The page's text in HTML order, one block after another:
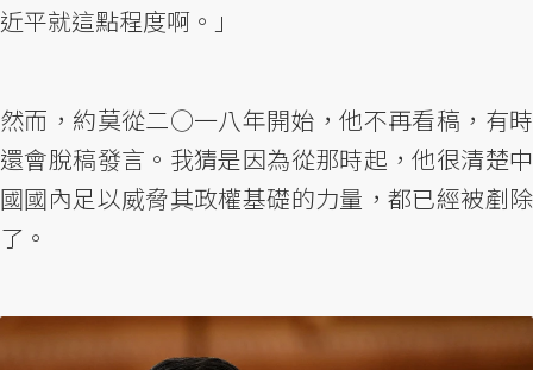
近平就這點程度啊。」
然而，約莫從二○一八年開始，他不再看稿，有時
還會脫稿發言。我猜是因為從那時起，他很清楚中
國國內足以威脅其政權基礎的力量，都已經被剷除
了。